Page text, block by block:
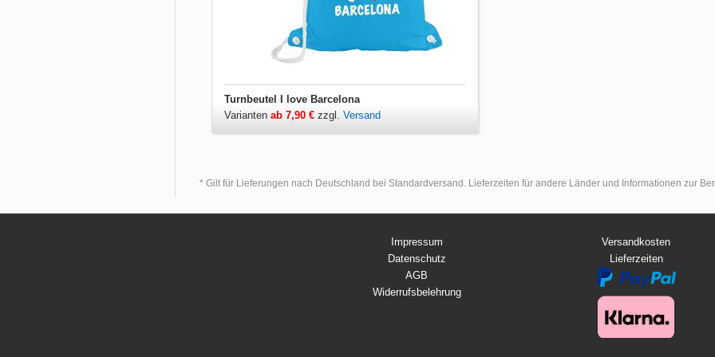
Turnbeutel I love Barcelona
Varianten ab 7,90 € zzgl. Versand
* Gilt für Lieferungen nach Deutschland bei Standardversand. Lieferzeiten für andere Länder und Informationen zur
Impressum
Datenschutz
AGB
Widerrufsbelehrung
Versandkosten
Lieferzeiten